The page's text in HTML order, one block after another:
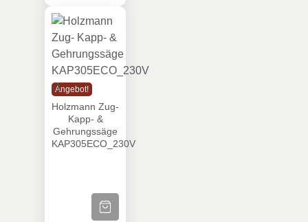
Angebot! Holzmann Zug- Kapp- & Gehrungssäge
Holzmann Zug-
Kapp- &
Gehrungssäge
KAP305ECO_230V
ZUM PRODUKT